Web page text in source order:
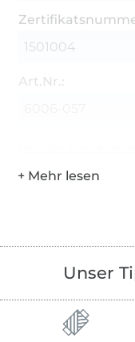
1501004
Art.Nr.:
Unser